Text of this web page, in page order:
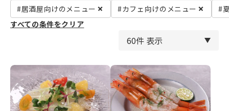
#居酒屋向けのメニュー #カフェ向けのメニュー
#
すべての条件をクリア